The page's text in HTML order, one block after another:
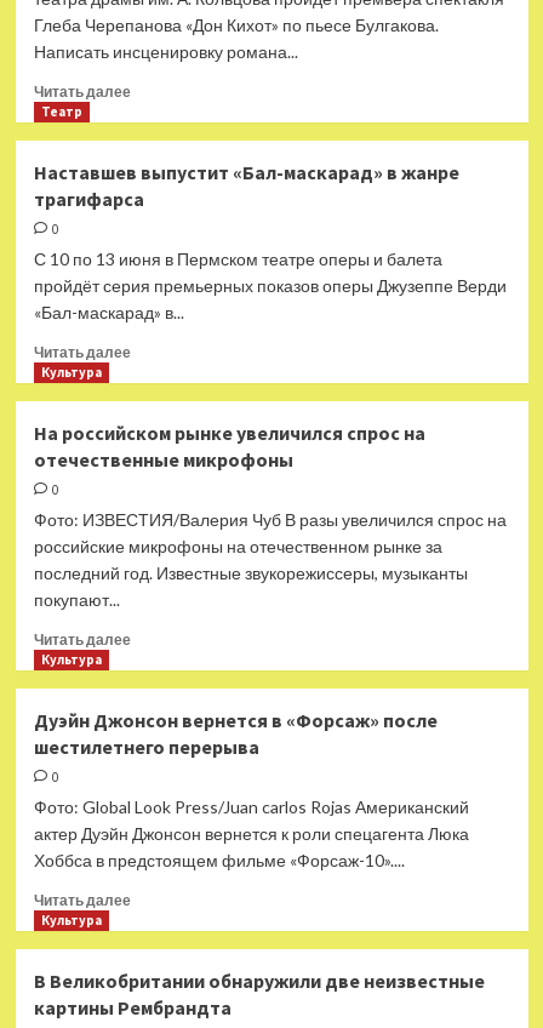
Латынина
за
год
на
антироссийской
повестке
€220
тыс.
Глеба Черепанова «Дон Кихот» по пьесе Булгакова.
Написать инсценировку романа...
Читать далееПрочитать
Черепанов
ставит
Воронеже
трагикомедию
о
мечте
Театр
Наставшев выпустит «Бал-маскарад» в жанре
трагифарса
0
С 10 по 13 июня в Пермском театре оперы и балета
пройдёт серия премьерных показов оперы Джузеппе Верди
«Бал-маскарад» в...
Читать далееПрочитать
выпустит
«Бал-
в
жанре
трагифарса
Культура
На российском рынке увеличился спрос на
отечественные микрофоны
0
Фото: ИЗВЕСТИЯ/Валерия Чуб В разы увеличился спрос на
российские микрофоны на отечественном рынке за
последний год. Известные звукорежиссеры, музыканты
покупают...
Читать далееПрочитать
российском
рынке
спрос
отечественные
микрофоны
Культура
Дуэйн Джонсон вернется в «Форсаж» после
шестилетнего перерыва
0
Фото: Global Look Press/Juan carlos Rojas Американский
актер Дуэйн Джонсон вернется к роли спецагента Люка
Хоббса в предстоящем фильме «Форсаж-10»....
Читать далееПрочитать
Джонсон
вернется
Культура
В Великобритании обнаружили две неизвестные
картины Рембрандта